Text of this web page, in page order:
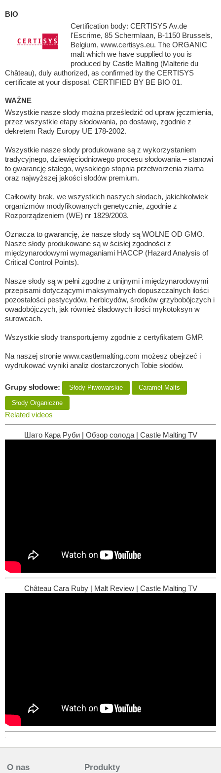
BIO
Certification body: CERTISYS Av.de
l'Escrime, 85 Schermlaan, B-1150 Brussels,
Belgium, www.certisys.eu. The ORGANIC
malt which we have supplied to you is
produced by Castle Malting (Malterie du
Château), duly authorized, as confirmed by the CERTISYS
certificate at your disposal. CERTIFIED BY BE BIO 01.
WAŻNE
Wszystkie nasze słody można prześledzić od upraw jęczmienia,
przez wszystkie etapy słodowania, po dostawę, zgodnie z
dekretem Rady Europy UE 178-2002.
Wszystkie nasze słody produkowane są z wykorzystaniem
tradycyjnego, dziewięciodniowego procesu słodowania – stanowi
to gwarancję stałego, wysokiego stopnia przetworzenia ziarna
oraz najwyższej jakości słodów premium.
Całkowity brak, we wszystkich naszych słodach, jakichkolwiek
organizmów modyfikowanych genetycznie, zgodnie z
Rozporządzeniem (WE) nr 1829/2003.
Oznacza to gwarancję, że nasze słody są WOLNE OD GMO.
Nasze słody produkowane są w ścisłej zgodności z
międzynarodowymi wymaganiami HACCP (Hazard Analysis of
Critical Control Points).
Nasze słody są w pełni zgodne z unijnymi i międzynarodowymi
przepisami dotyczącymi maksymalnych dopuszczalnych ilości
pozostałości pestycydów, herbicydów, środków grzybobójczych i
owadobójczych, jak również śladowych ilości mykotoksyn w
surowcach.
Wszystkie słody transportujemy zgodnie z certyfikatem GMP.
Na naszej stronie www.castlemalting.com możesz obejrzeć i
wydrukować wyniki analiz dostarczonych Tobie słodów.
Grupy słodowe: Słody Piwowarskie Caramel Malts
Słody Organiczne
Related videos
Шато Кара Руби | Обзор солода | Castle Malting TV
Château Cara Ruby | Malt Review | Castle Malting TV
O nas Produkty